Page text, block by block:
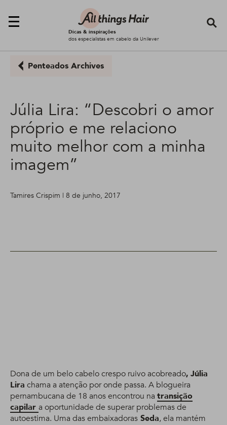
Dicas & inspirações
dos especialistas em cabelo da Unilever
Penteados Archives
Júlia Lira: “Descobri o amor
próprio e me relaciono
muito melhor com a minha
imagem”
Tamires Crispim | 8 de junho, 2017
Dona de um belo cabelo crespo ruivo acobreado, Júlia
Lira chama a atenção por onde passa. A blogueira
pernambucana de 18 anos encontrou na transição
capilar a oportunidade de superar problemas de
autoestima. Uma das embaixadoras Seda, ela mantém